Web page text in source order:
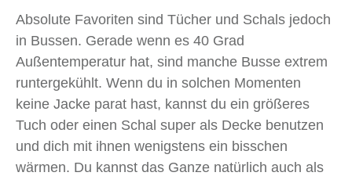
Absolute Favoriten sind Tücher und Schals jedoch
in Bussen. Gerade wenn es 40 Grad
Außentemperatur hat, sind manche Busse extrem
runtergekühlt. Wenn du in solchen Momenten
keine Jacke parat hast, kannst du ein größeres
Tuch oder einen Schal super als Decke benutzen
und dich mit ihnen wenigstens ein bisschen
wärmen. Du kannst das Ganze natürlich auch als